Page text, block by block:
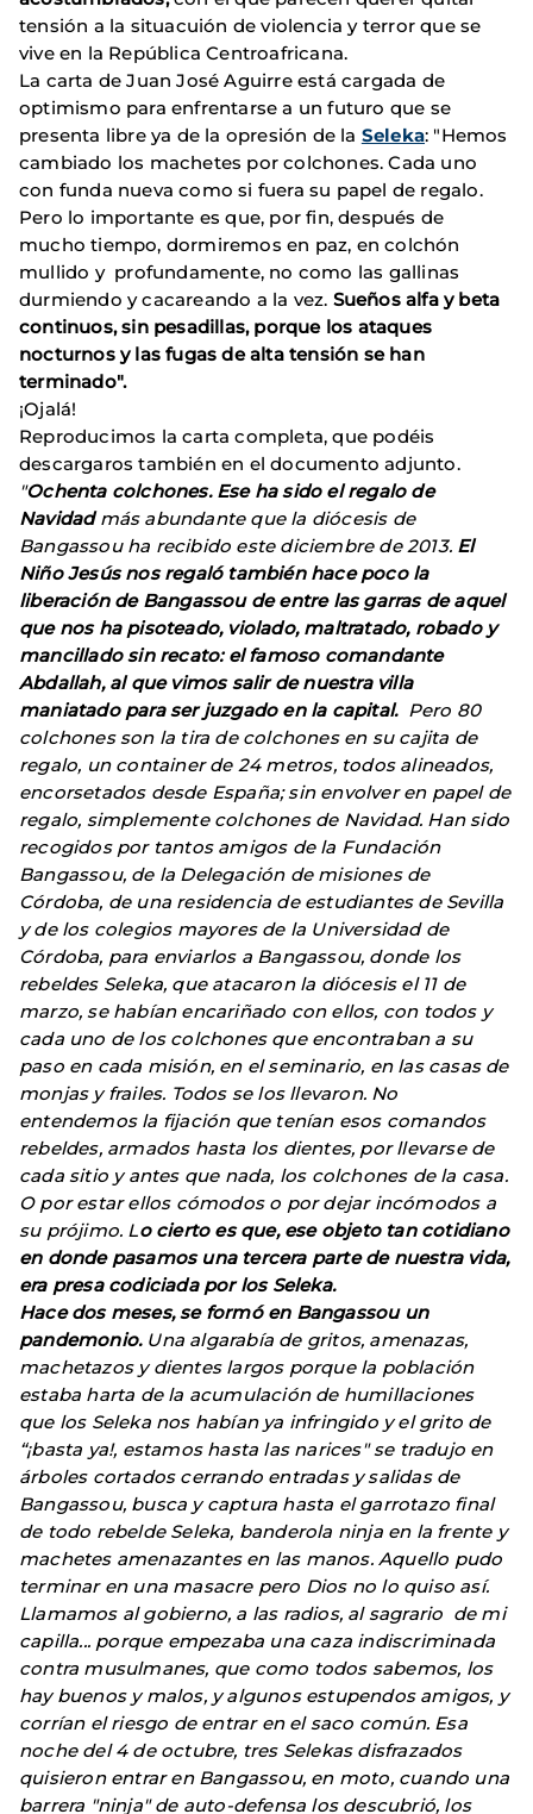
tensión a la situacuión de violencia y terror que se
vive en la República Centroafricana.
La carta de Juan José Aguirre está cargada de
optimismo para enfrentarse a un futuro que se
presenta libre ya de la opresión de la Seleka: "Hemos
cambiado los machetes por colchones. Cada uno
con funda nueva como si fuera su papel de regalo.
Pero lo importante es que, por fin, después de
mucho tiempo, dormiremos en paz, en colchón
mullido y profundamente, no como las gallinas
durmiendo y cacareando a la vez. Sueños alfa y beta
continuos, sin pesadillas, porque los ataques
nocturnos y las fugas de alta tensión se han
terminado".
¡Ojalá!
Reproducimos la carta completa, que podéis
descargaros también en el documento adjunto.
"Ochenta colchones. Ese ha sido el regalo de
Navidadmás abundante que la diócesis de
Bangassou ha recibido este diciembre de 2013. El
Niño Jesús nos regaló también hace poco la
liberación de Bangassou de entre las garras de aquel
que nos ha pisoteado, violado, maltratado, robado y
mancillado sin recato: el famoso comandante
Abdallah, al que vimos salir de nuestra villa
maniatado para ser juzgado en la capital.Pero 80
colchones son la tira de colchones en su cajita de
regalo, un container de 24 metros, todos alineados,
encorsetados desde España; sin envolver en papel de
regalo, simplemente colchones de Navidad. Han sido
recogidos por tantos amigos de la Fundación
Bangassou, de la Delegación de misiones de
Córdoba, de una residencia de estudiantes de Sevilla
y de los colegios mayores de la Universidad de
Córdoba, para enviarlos a Bangassou, donde los
rebeldes Seleka, que atacaron la diócesis el 11 de
marzo, se habían encariñado con ellos, con todos y
cada uno de los colchones que encontraban a su
paso en cada misión, en el seminario, en las casas de
monjas y frailes. Todos se los llevaron. No
entendemos la fijación que tenían esos comandos
rebeldes, armados hasta los dientes, por llevarse de
cada sitio y antes que nada, los colchones de la casa.
O por estar ellos cómodos o por dejar incómodos a
su prójimo. Lo cierto es que, ese objeto tan cotidiano
en donde pasamos una tercera parte de nuestra vida,
era presa codiciada por los Seleka.
Hace dos meses, se formó en Bangassou un
pandemonio. Una algarabía de gritos, amenazas,
machetazos y dientes largos porque la población
estaba harta de la acumulación de humillaciones
que los Seleka nos habían ya infringido y el grito de
“¡basta ya!, estamos hasta las narices" se tradujo en
árboles cortados cerrando entradas y salidas de
Bangassou, busca y captura hasta el garrotazo final
de todo rebelde Seleka, banderola ninja en la frente y
machetes amenazantes en las manos. Aquello pudo
terminar en una masacre pero Dios no lo quiso así.
Llamamos al gobierno, a las radios, al sagrario de mi
capilla... porque empezaba una caza indiscriminada
contra musulmanes, que como todos sabemos, los
hay buenos y malos, y algunos estupendos amigos, y
corrían el riesgo de entrar en el saco común. Esa
noche del 4 de octubre, tres Selekas disfrazados
quisieron entrar en Bangassou, en moto, cuando una
barrera "ninja" de auto-defensa los descubrió, los